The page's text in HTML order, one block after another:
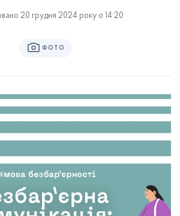
20 грудня 2024 року о 14:20
ФОТО